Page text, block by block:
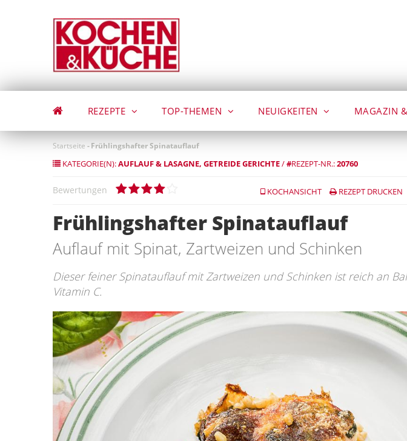
REZEPTE TOP-THEMEN NEUIGKEITEN MAGAZIN
Startseite -Frühlingshafter Spinatauflauf
KATEGORIE(N):AUFLAUF & LASAGNE GETREIDE GERICHTE/#REZEPT-NR.:20760
Bewertungen KOCHANSICHT REZEPT DRUCKEN
Frühlingshafter Spinatauflauf
Auflauf mit Spinat, Zartweizen und Schinken
Dieser feiner Spinatauflauf mit Zartweizen und Schinken ist reich an
Vitamin C.